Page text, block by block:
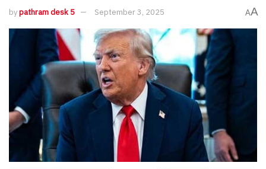
bypathram desk 5 September 3, 2025 AA